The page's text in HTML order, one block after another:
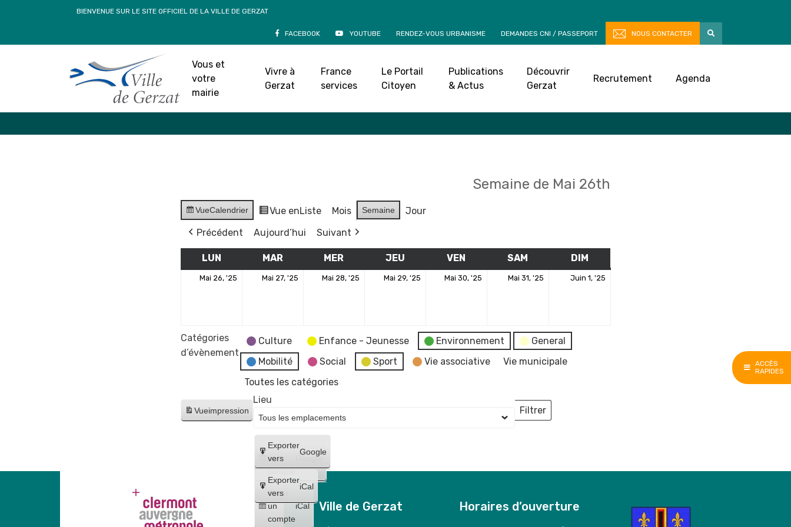
ACCÈS
RAPIDES
BIENVENUE SUR LE SITE OFFICIEL DE LA VILLE DE GERZAT
FACEBOOK YOUTUBE RENDEZ-VOUS URBANISME DEMANDES CNI / PASSEPORT NOUS CONTACTER
Vous et
votre
mairie
Vivre à
Gerzat
France
services
Le Portail
Citoyen
Publications
& Actus
Découvrir
Gerzat
Recrutement Agenda
Accueil»Agenda
Semaine de Mai 26th
VueCalendrier Vue enListe Mois Semaine
Jour
Précédent
Aujourd’hui Suivant
LUN MARMARDI MER MERCREDIJEU VEN VENDREDISAM DIM
Mai 26, '25 Mai 27, '25 Mai 28, '25 Mai 29, '25 Mai 30, '25 Mai 31, '25 Juin 1, '25
Catégories
d’évènement
Culture Enfance - Jeunesse Environnement
General
Mobilité
Social Sport Vie associative
Vie municipale
Toutes les catégories
Vueimpression
Créer
un
compte
Google
Créer
un
compte
iCal
Exporter
vers
Google
Exporter
vers
iCal
Lieu
Filtrer
Lieux
Ville de Gerzat Horaires d’ouverture